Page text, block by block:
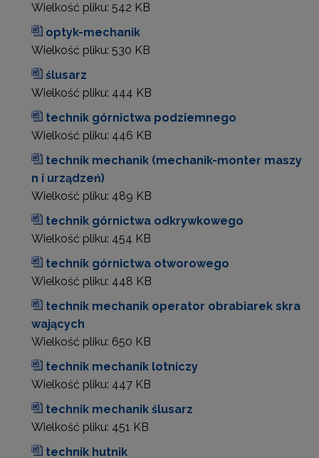
Wielkość pliku: 542 KB
optyk-mechanik
Wielkość pliku: 530 KB
ślusarz
Wielkość pliku: 444 KB
technik górnictwa podziemnego
Wielkość pliku: 446 KB
technik mechanik (mechanik-monter maszy
n i urządzeń)
Wielkość pliku: 489 KB
technik górnictwa odkrywkowego
Wielkość pliku: 454 KB
technik górnictwa otworowego
Wielkość pliku: 448 KB
technik mechanik operator obrabiarek skra
wających
Wielkość pliku: 650 KB
technik mechanik lotniczy
Wielkość pliku: 447 KB
technik mechanik ślusarz
Wielkość pliku: 451 KB
technik hutnik